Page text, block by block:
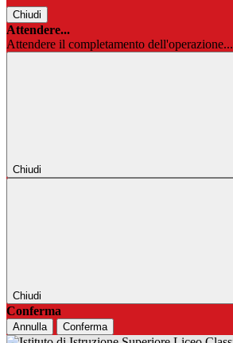
Chiudi
Attendere...
Attendere il completamento dell'operazione...
Chiudi
Chiudi
Conferma
Annulla Conferma